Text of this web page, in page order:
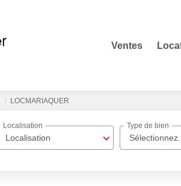
Ventes
LOCMARIAQUER
Localisation
Localisation
Sélectionnez...
Type de bien